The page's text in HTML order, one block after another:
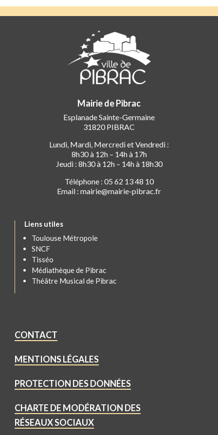
Mairie de Pibrac
Esplanade Sainte-Germaine
31820 PIBRAC
Lundi, Mardi, Mercredi et Vendredi :
8h30 à 12h – 14h à 17h
Jeudi : 8h30 à 12h – 14h à 18h30
Téléphone : 05 62 13 48 10
Email : mairie@mairie-pibrac.fr
Liens utiles
Toulouse Métropole
SNCF
Tisséo
Médiathèque de Pibrac
Théâtre Musical de Pibrac
CONTACT
MENTIONS LÉGALES
PROTECTION DES DONNÉES
CHARTE DE MODÉRATION DES
RÉSEAUX SOCIAUX